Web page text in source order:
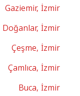
Gaziemir, İzmir
Doğanlar, İzmir
Çeşme, İzmir
Çamlıca, İzmir
Buca, İzmir